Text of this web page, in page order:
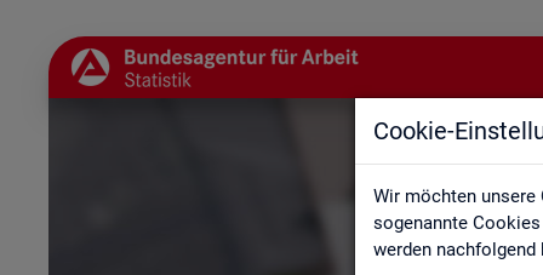
Cookie-
Wir möchten unsere
sogenannte
werden